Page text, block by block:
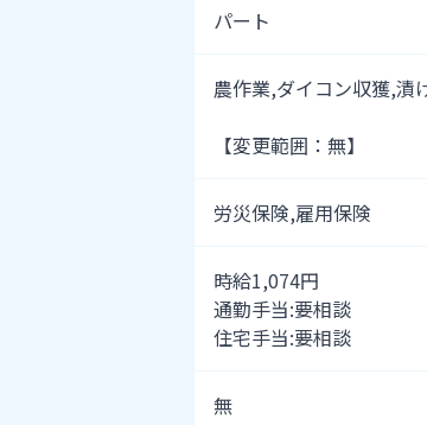
パート
農作業,ダイコン収獲,漬
【変更範囲：無】
労災保険,雇用保険
時給1,074円
通勤手当:要相談
住宅手当:要相談
無